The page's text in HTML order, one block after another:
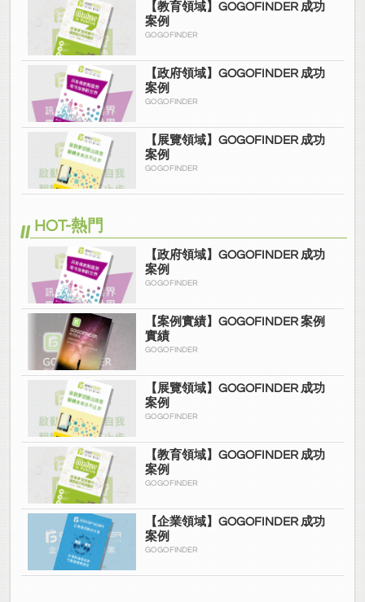
【教育領域】GOGOFINDER 成功
案例
GOGOFINDER
【政府領域】GOGOFINDER 成功
案例
GOGOFINDER
【展覽領域】GOGOFINDER 成功
案例
GOGOFINDER
HOT-熱門
【政府領域】GOGOFINDER 成功
案例
GOGOFINDER
【案例實績】GOGOFINDER 案例
實績
GOGOFINDER
【展覽領域】GOGOFINDER 成功
案例
GOGOFINDER
【教育領域】GOGOFINDER 成功
案例
GOGOFINDER
【企業領域】GOGOFINDER 成功
案例
GOGOFINDER